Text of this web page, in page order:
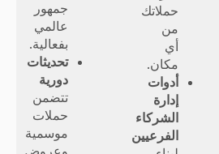
حملاتك
من
أي
مكان.
أدوات
إدارة
الشركاء
الفرعيين
جمهور
عالمي
بفعالية.
تحديثات
دورية
تتضمن
حملات
موسمية